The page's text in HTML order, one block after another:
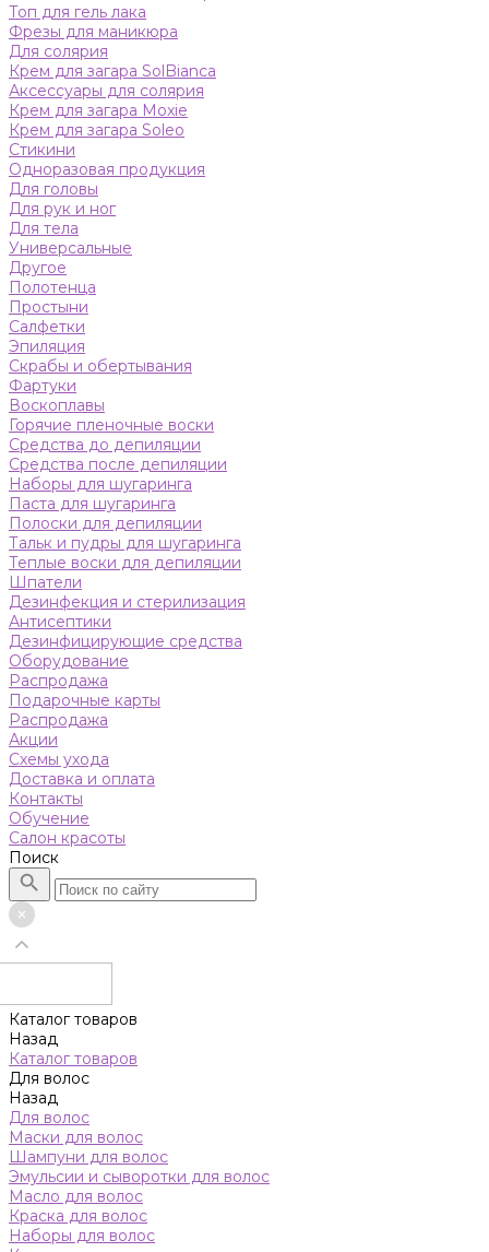
Топ для гель лака
Фрезы для маникюра
Для солярия
Крем для загара SolBianca
Аксессуары для солярия
Крем для загара Moxie
Крем для загара Soleo
Стикини
Одноразовая продукция
Для головы
Для рук и ног
Для тела
Универсальные
Другое
Полотенца
Простыни
Салфетки
Эпиляция
Скрабы и обертывания
Фартуки
Воскоплавы
Горячие пленочные воски
Средства до депиляции
Средства после депиляции
Наборы для шугаринга
Паста для шугаринга
Полоски для депиляции
Тальк и пудры для шугаринга
Теплые воски для депиляции
Шпатели
Дезинфекция и стерилизация
Антисептики
Дезинфицирующие средства
Оборудование
Распродажа
Подарочные карты
Распродажа
Акции
Схемы ухода
Доставка и оплата
Контакты
Обучение
Салон красоты
Поиск
Каталог товаров
Назад
Каталог товаров
Для волос
Назад
Для волос
Маски для волос
Шампуни для волос
Эмульсии и сыворотки для волос
Масло для волос
Краска для волос
Наборы для волос